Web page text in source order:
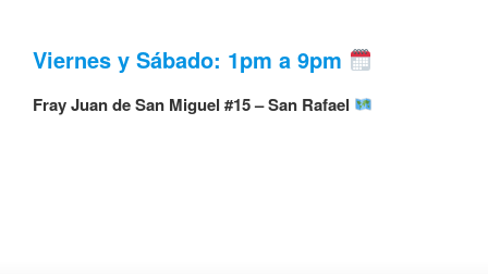
Viernes y Sábado: 1pm a 9pm
Fray Juan de San Miguel #15 – San Rafael